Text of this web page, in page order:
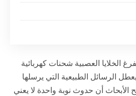
الخلايا العصبية شحنات كهربائية
الرسائل الطبيعية التي يرسلها
أن حدوث نوبة واحدة لا يعني